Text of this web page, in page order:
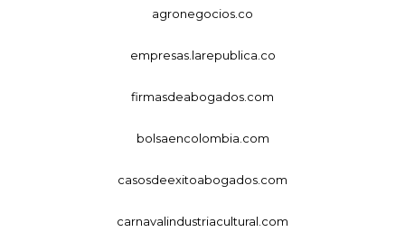
agronegocios.co
empresas.larepublica.co
firmasdeabogados.com
bolsaencolombia.com
casosdeexitoabogados.com
carnavalindustriacultural.com